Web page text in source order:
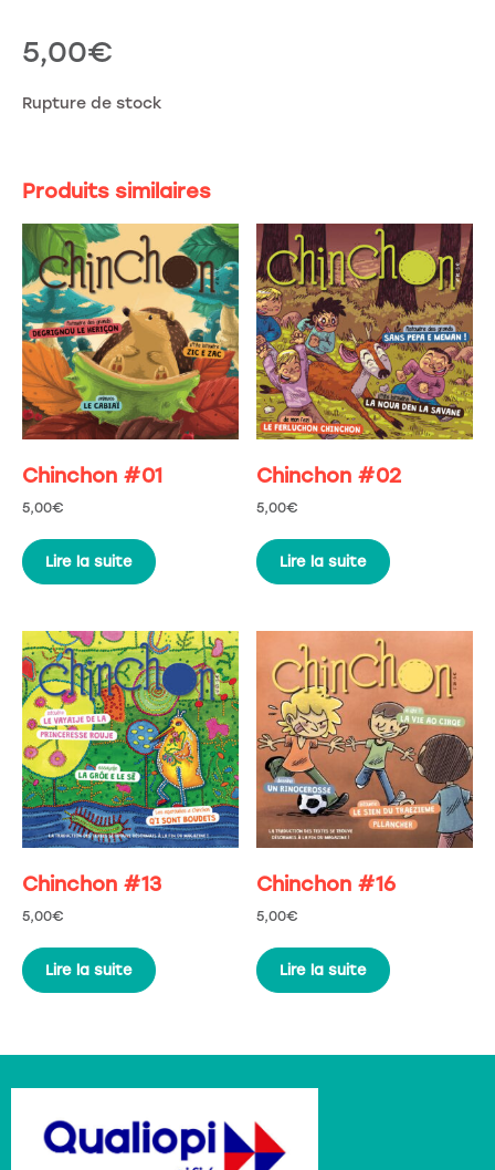
5,00€
Rupture de stock
Produits similaires
Chinchon #01
5,00€
Lire la suite
Chinchon #02
5,00€
Lire la suite
Chinchon #13
5,00€
Lire la suite
Chinchon #16
5,00€
Lire la suite